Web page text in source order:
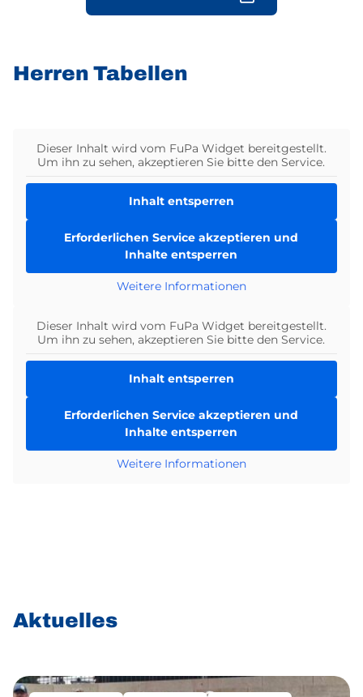
Fußball-
Tabellen
Herren Tabellen
Dieser Inhalt wird vom FuPa Widget bereitgestellt.
Um ihn zu sehen, akzeptieren Sie bitte den Service.
Inhalt entsperren
Erforderlichen Service akzeptieren und
Inhalte entsperren
Weitere Informationen
Dieser Inhalt wird vom FuPa Widget bereitgestellt.
Um ihn zu sehen, akzeptieren Sie bitte den Service.
Inhalt entsperren
Erforderlichen Service akzeptieren und
Inhalte entsperren
Weitere Informationen
News-
Bereich
Aktuelles